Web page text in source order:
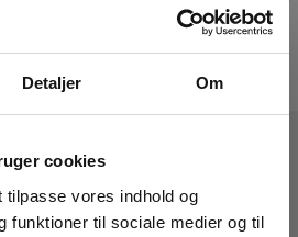
Detaljer Om
cookies
vores indhold og
funktioner til sociale medier og til